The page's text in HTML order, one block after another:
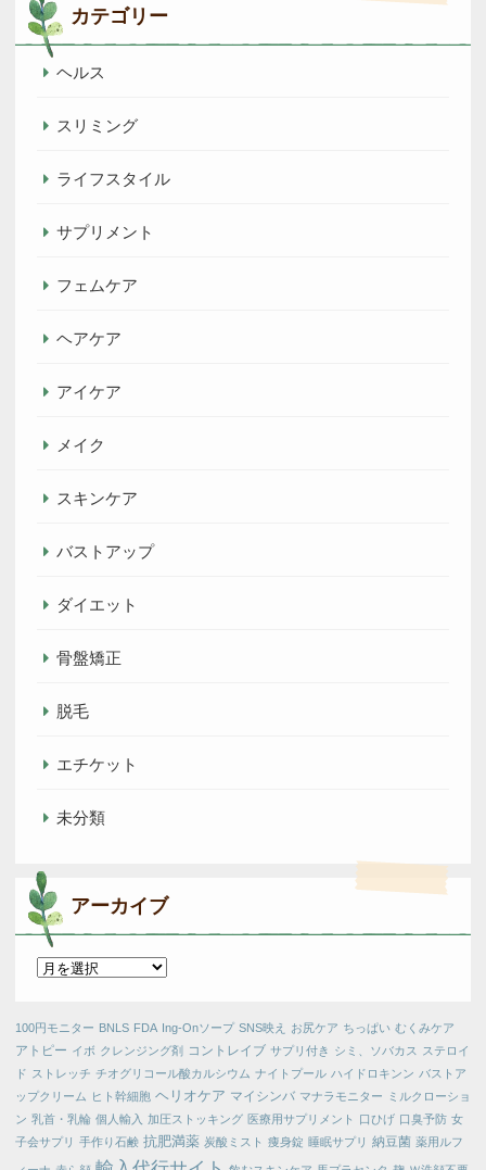
カテゴリー
ヘルス
スリミング
ライフスタイル
サプリメント
フェムケア
ヘアケア
アイケア
メイク
スキンケア
バストアップ
ダイエット
骨盤矯正
脱毛
エチケット
未分類
アーカイブ
ア
イ
ブ
100円モニター BNLS FDA Ing-Onソープ SNS映え お尻ケア ちっぱい むくみケア
アトピー イボ クレンジング剤 コントレイブ サプリ付き シミ、ソバカス
ステロイ
ド ストレッチ チオグリコール酸カルシウム ナイトプール ハイドロキンン バストア
ップクリーム ヒト幹細胞 ヘリオケア マイシンバ マナラモニター
ミルクローショ
ン 乳首・乳輪 個人輸入 加圧ストッキング 医療用サプリメント 口ひげ 口臭予防 女
子会サプリ 手作り石鹸 抗肥満薬 炭酸ミスト 痩身錠 睡眠サプリ 納豆菌 薬用ルフ